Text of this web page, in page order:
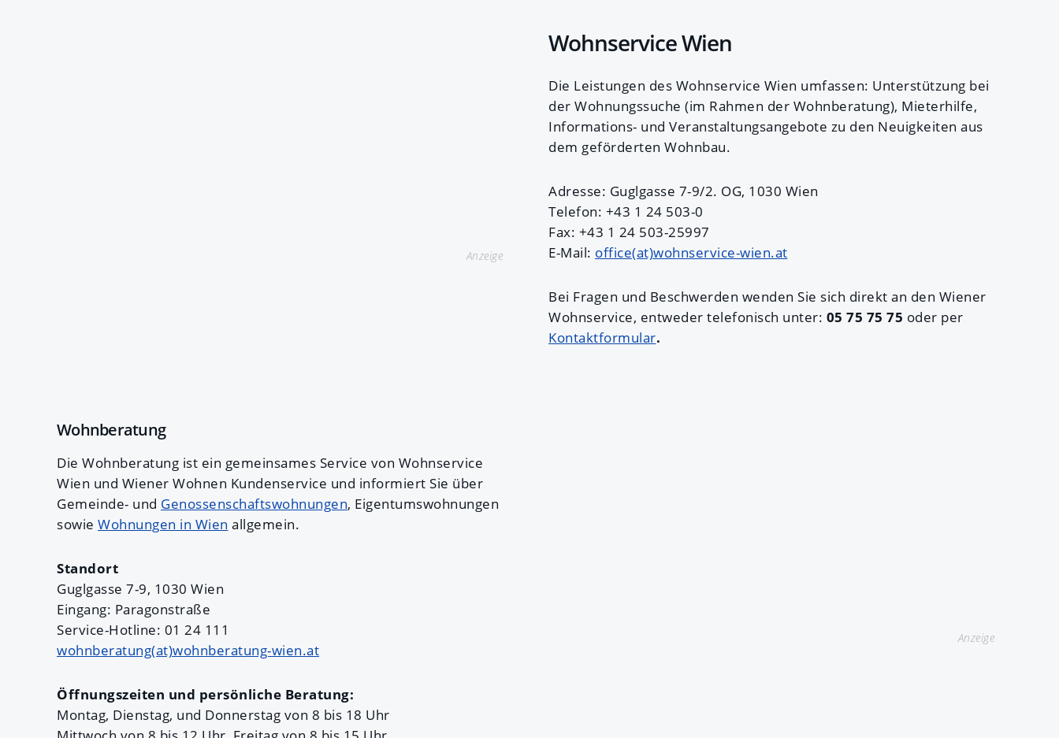
Anzeige
Wohnservice Wien
Die Leistungen des Wohnservice Wien umfassen: Unterstützung bei
der Wohnungssuche (im Rahmen der Wohnberatung), Mieterhilfe,
Informations- und Veranstaltungsangebote zu den Neuigkeiten aus
dem geförderten Wohnbau.
Adresse: Guglgasse 7-9/2. OG, 1030 Wien
Telefon: +43 1 24 503-0
Fax: +43 1 24 503-25997
E-Mail: office(at)wohnservice-wien.at
Bei Fragen und Beschwerden wenden Sie sich direkt an den Wiener
Wohnservice, entweder telefonisch unter: 05 75 75 75 oder per
Kontaktformular.
Wohnberatung
Die Wohnberatung ist ein gemeinsames Service von Wohnservice
Wien und Wiener Wohnen Kundenservice und informiert Sie über
Gemeinde- und Genossenschaftswohnungen, Eigentumswohnungen
sowie Wohnungen in Wien allgemein.
Standort
Guglgasse 7-9, 1030 Wien
Eingang: Paragonstraße
Service-Hotline: 01 24 111
wohnberatung(at)wohnberatung-wien.at
Öffnungszeiten und persönliche Beratung:
Montag, Dienstag, und Donnerstag von 8 bis 18 Uhr
Anzeige